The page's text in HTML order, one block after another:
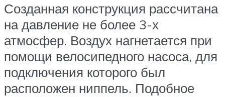
Созданная конструкция рассчитана
на давление не более 3-х
атмосфер. Воздух нагнетается при
помощи велосипедного насоса, для
подключения которого был
расположен ниппель. Подобное